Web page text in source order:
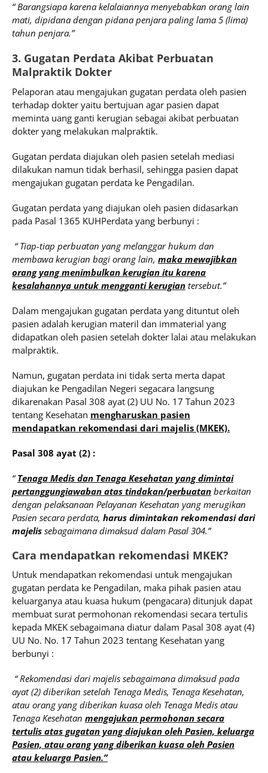
“ Barangsiapa karena kelalaiannya menyebabkan orang lain
mati, dipidana dengan pidana penjara paling lama 5 (lima)
tahun penjara.”
3. Gugatan Perdata Akibat Perbuatan
Malpraktik Dokter
Pelaporan atau mengajukan gugatan perdata oleh pasien
terhadap dokter yaitu bertujuan agar pasien dapat
meminta uang ganti kerugian sebagai akibat perbuatan
dokter yang melakukan malpraktik.
Gugatan perdata diajukan oleh pasien setelah mediasi
dilakukan namun tidak berhasil, sehingga pasien dapat
mengajukan gugatan perdata ke Pengadilan.
Gugatan perdata yang diajukan oleh pasien didasarkan
pada Pasal 1365 KUHPerdata yang berbunyi :
“ Tiap-tiap perbuatan yang melanggar hukum dan
membawa kerugian bagi orang lain, maka mewajibkan
orang yang menimbulkan kerugian itu karena
kesalahannya untuk mengganti kerugian tersebut.”
Dalam mengajukan gugatan perdata yang dituntut oleh
pasien adalah kerugian materil dan immaterial yang
didapatkan oleh pasien setelah dokter lalai atau melakukan
malpraktik.
Namun, gugatan perdata ini tidak serta merta dapat
diajukan ke Pengadilan Negeri segacara langsung
dikarenakan Pasal 308 ayat (2) UU No. 17 Tahun 2023
tentang Kesehatan mengharuskan pasien
mendapatkan rekomendasi dari majelis (MKEK).
Pasal 308 ayat (2) :
“Tenaga Medis dan Tenaga Kesehatan yang dimintai
pertanggungiawaban atas tindakan/perbuatan berkaitan
dengan pelaksanaan Pelayanan Kesehatan yang merugikan
Pasien secara perdata, harus dimintakan rekomendasi dari
majelis sebagaimana dimaksud dalam Pasal 304.”
Cara mendapatkan rekomendasi MKEK?
Untuk mendapatkan rekomendasi untuk mengajukan
gugatan perdata ke Pengadilan, maka pihak pasien atau
keluarganya atau kuasa hukum (pengacara) ditunjuk dapat
membuat surat permohonan rekomendasi secara tertulis
kepada MKEK sebagaimana diatur dalam Pasal 308 ayat (4)
UU No. No. 17 Tahun 2023 tentang Kesehatan yang
berbunyi :
“ Rekomendasi dari majelis sebagaimana dimaksud pada
ayat (2) diberikan setelah Tenaga Medis, Tenaga Kesehatan,
atau orang yang diberikan kuasa oleh Tenaga Medis atau
Tenaga Kesehatan mengajukan permohonan secara
tertulis atas gugatan yang diajukan oleh Pasien, keluarga
Pasien, atau orang yang diberikan kuasa oleh Pasien
atau keluarga Pasien.”